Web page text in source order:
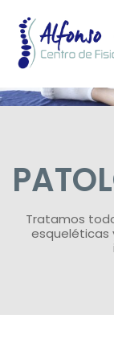
Tratamos
esqueléticas